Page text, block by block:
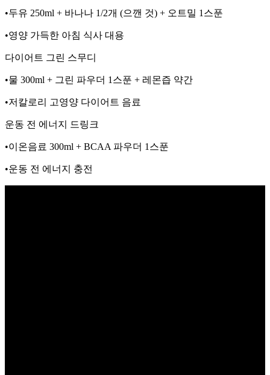
•두유 250ml + 바나나 1/2개 (으깬 것) + 오트밀 1스푼
•영양 가득한 아침 식사 대용
다이어트 그린 스무디
•물 300ml + 그린 파우더 1스푼 + 레몬즙 약간
•저칼로리 고영양 다이어트 음료
운동 전 에너지 드링크
•이온음료 300ml + BCAA 파우더 1스푼
•운동 전 에너지 충전